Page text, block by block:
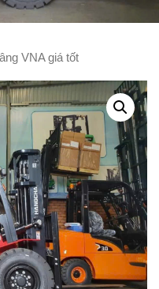
VNA giá tốt